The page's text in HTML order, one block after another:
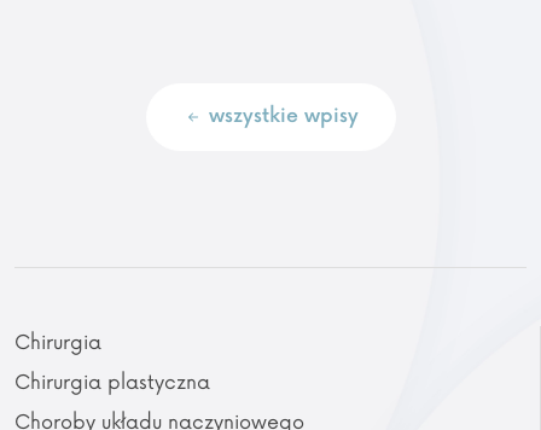
wszystkie wpisy
Chirurgia
Chirurgia plastyczna
Choroby układu naczyniowego